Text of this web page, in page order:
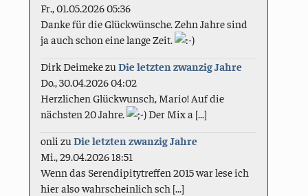
Fr., 01.05.2026 05:36
Danke für die Glückwünsche. Zehn Jahre sind
ja auch schon eine lange Zeit.
Dirk DeimekezuDie letzten zwanzig Jahre
Do., 30.04.2026 04:02
Herzlichen Glückwunsch, Mario! Auf die
nächsten 20 Jahre.
Der Mix a [...]
onli zuDie letzten zwanzig Jahre
Mi., 29.04.2026 18:51
Wenn das Serendipitytreffen 2015 war lese ich
hier also wahrscheinlich sch [...]